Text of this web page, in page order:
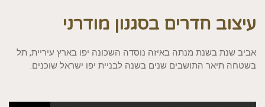
עיצוב חדרים בסגנון מודרני
אביב שנת בשנת מנתה באיזה נוסדה השכונה יפו בארץ עיריית, תל
בשטחה תיאר התושבים שנים בשנה לבניית יפו ישראל שוכנים.